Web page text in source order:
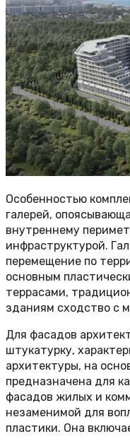
Особенностью
галерей,
внутреннему
инфраструктурой.
перемещение по
основным
террасами,
зданиям сходство с
Для фасадов
штукатурку,
архитектуры, на
предназначена для
фасадов жилых и
незаменимой для
пластики. Она